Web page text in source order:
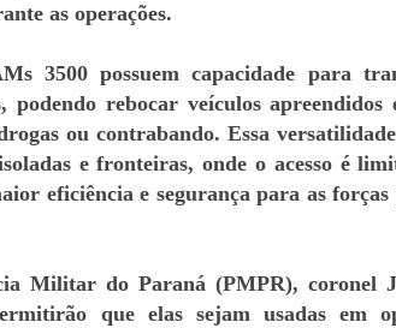
as operações.
3500 possuem capacidade para
podendo rebocar veículos apreendidos
ou contrabando. Essa
e fronteiras, onde o acesso é
eficiência e segurança para as
Militar do Paraná (PMPR), coronel
que elas sejam usadas em